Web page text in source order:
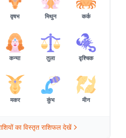
वृषभ मिथुन कर्क
कन्या तुला वृश्चिक
मकर कुंभ मीन
का विस्तृत राशिफल देखें